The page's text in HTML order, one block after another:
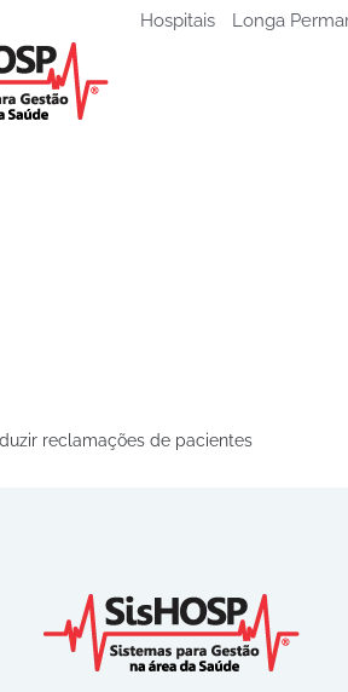
Hospitais Longa
reclamações de pacientes